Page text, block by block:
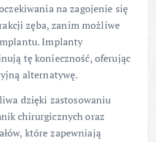
na zagojenie się
zęba, zanim możliwe
Implanty
tę konieczność, oferując
alternatywę.
dzięki zastosowaniu
chirurgicznych oraz
które zapewniają